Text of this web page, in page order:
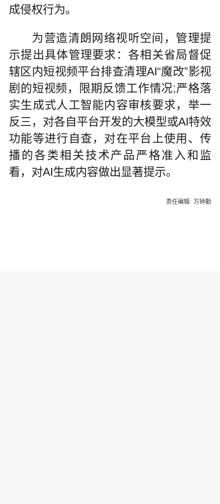
成侵权行为。
为营造清朗网络视听空间，管理提
示提出具体管理要求：各相关省局督促
辖区内短视频平台排查清理AI“魔改”影视
剧的短视频，限期反馈工作情况;严格落
实生成式人工智能内容审核要求，举一
反三，对各自平台开发的大模型或AI特效
功能等进行自查，对在平台上使用、传
播的各类相关技术产品严格准入和监
看，对AI生成内容做出显著提示。
责任编辑: 万钟勤